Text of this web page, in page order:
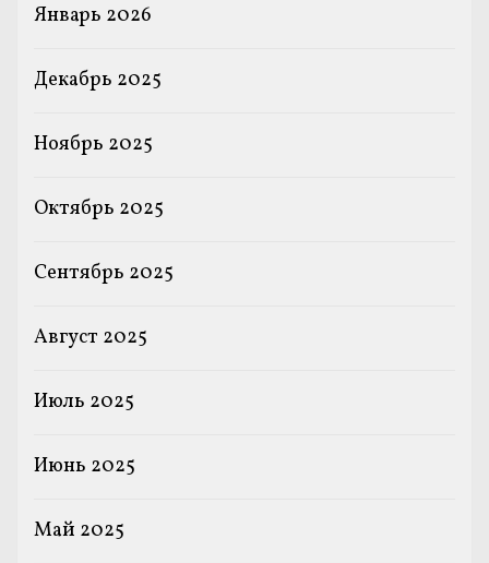
Январь 2026
Декабрь 2025
Ноябрь 2025
Октябрь 2025
Сентябрь 2025
Август 2025
Июль 2025
Июнь 2025
Май 2025